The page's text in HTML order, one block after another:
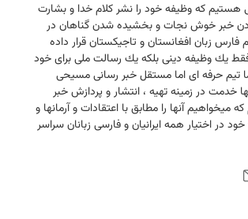
هستیم كه وظیفه خود را نشر كلام خدا و بشارت
خبر خوش نجات و بخشیده شدن گناهان در
فارس زبان افغانستان و تاجیكستان قرار داده
فقط یك وظیفه دینی بلكه یك رسالت ملی برای خود
تیم حرفه ای اما مستقل خبر رسانی مسیحی
خدمت در زمینه تهیه ، انتشار و پردازش خبر
میخواهیم آنها را مطابق با اعتقادات و آرمانها و
در اختیار همه ایرانیان و فارسی زبانان سراسر